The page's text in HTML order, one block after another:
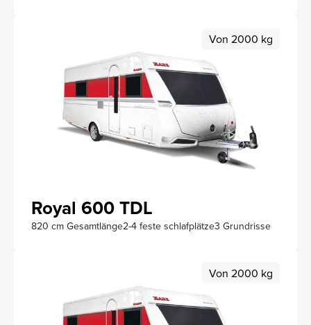
Von 2000 kg
Royal 600 TDL
820 cm Gesamtlänge2-4 feste schlafplätze3 Grundrisse
Von 2000 kg